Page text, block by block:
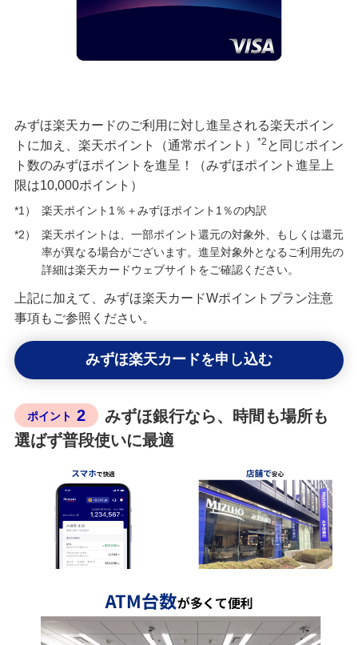
みずほ楽天カードのご利用に対し進呈される楽天ポイン
トに加え、楽天ポイント（通常ポイント）
*2 と同じポイン
ト数のみずほポイントを進呈！（みずほポイント進呈上
限は10,000ポイント）
*1）
楽天ポイント1％＋みずほポイント1％の内訳
*2）
楽天ポイントは、一部ポイント還元の対象外、もしくは還元
率が異なる場合がございます。進呈対象外となるご利用先の
詳細は楽天カードウェブサイトをご確認ください。
上記に加えて、みずほ楽天カードWポイントプラン注意
事項もご参照ください。
みずほ楽天カードを申し込む
ポイント 2
みずほ銀行なら、時間も場所も
選ばず普段使いに最適